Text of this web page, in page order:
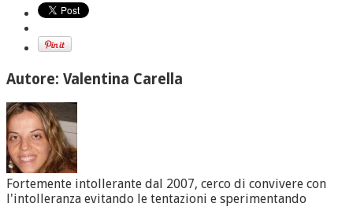
Autore: Valentina Carella
Fortemente intollerante dal 2007, cerco di convivere con
l'intolleranza evitando le tentazioni e sperimentando